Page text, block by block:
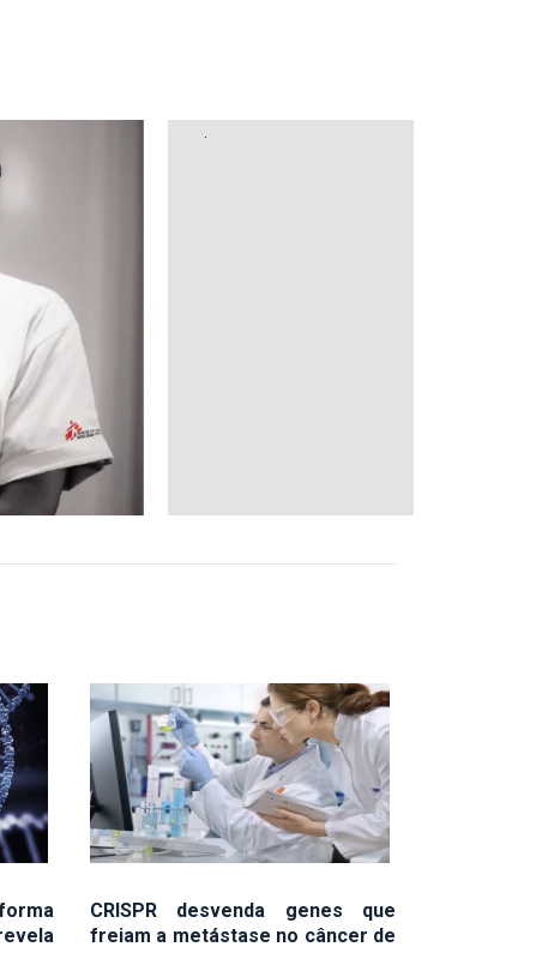
CRISPR desvenda genes que
freiam a metástase no câncer de